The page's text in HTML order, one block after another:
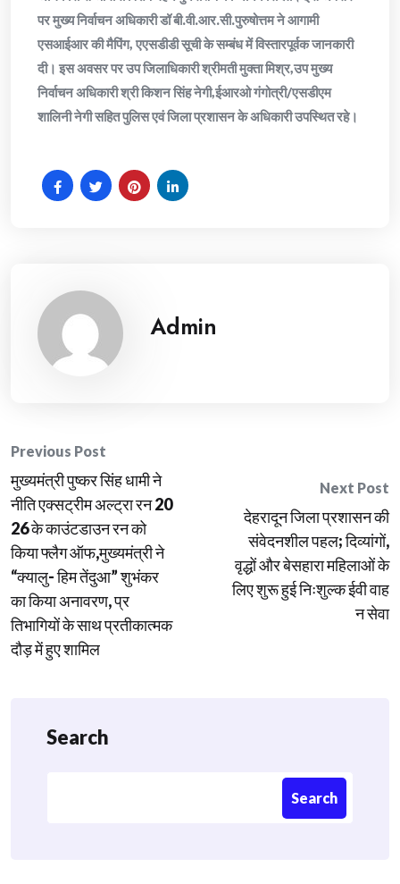
पर मुख्य निर्वाचन अधिकारी डॉ बी.वी.आर.सी.पुरुषोत्तम ने आगामी
एसआईआर की मैपिंग, एएसडीडी सूची के सम्बंध में विस्तारपूर्वक जानकारी
दी। इस अवसर पर उप जिलाधिकारी श्रीमती मुक्ता मिश्र,उप मुख्य
निर्वाचन अधिकारी श्री किशन सिंह नेगी,ईआरओ गंगोत्री/एसडीएम
शालिनी नेगी सहित पुलिस एवं जिला प्रशासन के अधिकारी उपस्थित रहे।
Admin
Post
navigation
Previous Post
मुख्यमंत्री पुष्कर सिंह धामी ने
नीति एक्सट्रीम अल्ट्रा रन 20
26 के काउंटडाउन रन को
किया फ्लैग ऑफ,मुख्यमंत्री ने
“क्यालु- हिम तेंदुआ” शुभंकर
का किया अनावरण, प्र
तिभागियों के साथ प्रतीकात्मक
दौड़ में हुए शामिल
Next Post
देहरादून जिला प्रशासन की
संवेदनशील पहल; दिव्यांगों,
वृद्धों और बेसहारा महिलाओं के
लिए शुरू हुई निःशुल्क ईवी वाह
न सेवा
Search
Search